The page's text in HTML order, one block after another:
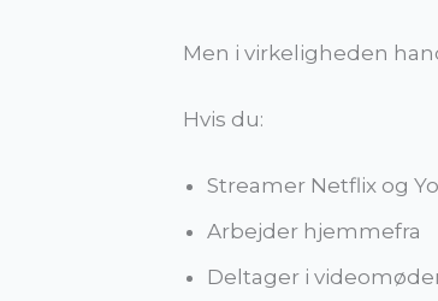
Men i virkeligheden
Hvis du:
Streamer Netflix og
Arbejder hjemmefra
Deltager i